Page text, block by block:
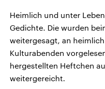
Heimlich und unter
Gedichte. Die wurden
weitergesagt, an
Kulturabenden
hergestellten Heftchen
weitergereicht.